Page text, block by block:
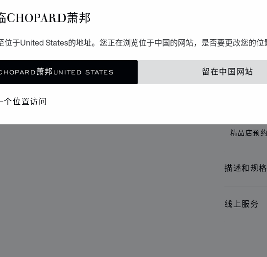
CHOPARD萧邦
位于United States的地址。您正在浏览位于中国的网站，是否要更改您的位
萧邦UNITED STATES 留在中国网站
个位置访问
24毫米，石
理念的黄金
精品店预约
描述和规格
线上服务